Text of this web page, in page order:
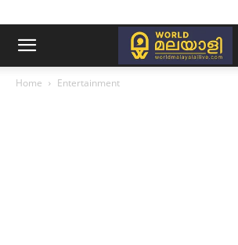
Home Entertainment